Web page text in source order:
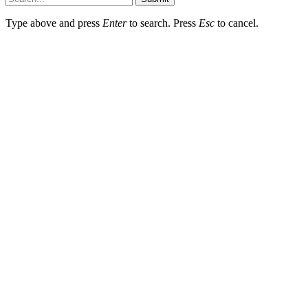
Type above and press Enterto search. Press Esc to cancel.